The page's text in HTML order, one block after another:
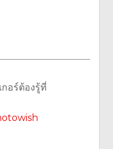
กอร์ต้องรู้ที่